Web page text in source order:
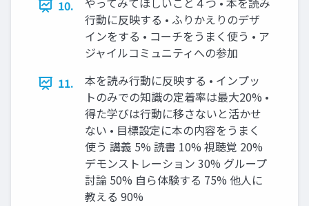
10.
行動に反映する • ふりかえりのデザ
インをする • コーチをうまく使う • ア
ジャイルコミュニティへの参加
11.
本を読み行動に反映する • インプッ
トのみでの知識の定着率は最大20% •
得た学びは行動に移さないと活かせ
ない • 目標設定に本の内容をうまく
使う 講義 5% 読書 10% 視聴覚 20%
デモンストレーション 30% グループ
討論 50% 自ら体験する 75% 他人に
教える 90%